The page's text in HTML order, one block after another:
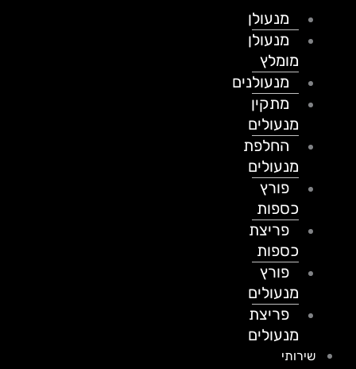
מנעולן
מנעולן
מומלץ
מנעולנים
מתקין
מנעולים
החלפת
מנעולים
פורץ
כספות
פריצת
כספות
פורץ
מנעולים
פריצת
מנעולים
שירותי